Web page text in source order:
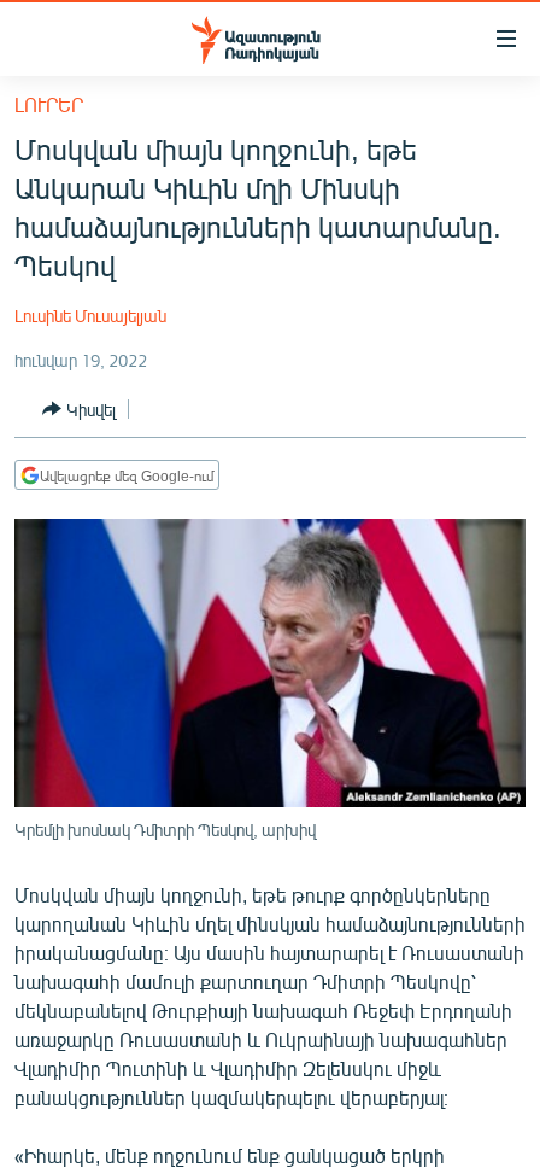
Մատչելիության
հիմնական
բովանդակությանը
Անցնել
հիմնական
մենյուին
Որոնում
ՀԱՅԱՍՏԱՆ
ՔԱՂԱՔԱԿԱՆ
ԸՆՏՐՈՒԹՅՈՒՆՆԵՐ 2026
ՊԱՏԵՐԱԶՄԻ 6 ՇԱԲԱԹՆԵՐԸ
ՏԱՐԱԾԱՇՐՋԱՆ
ՄԻՋԱԶԳԱՅԻՆ
ՄՇԱԿՈՒՅԹ
ՍՊՈՐՏ
ՄԵԿՆԱԲԱՆՈՒԹՅՈՒՆ
ՏՏ ԵՒ ԻՆՏԵՐՆԵՏ
ԿՈՐՈՆԱՎԻՐՈՒՍ
ԱՐԽԻՎ
ԲԱՆԱՎԵՃ
ՁԳՏԵԼՈՎ ԼԱՎԱԳՈՒՅՆԻՆ
ՓՈԴՔԱՍԹ
Հայերեն
English
Русский
ԼՈՒՐԵՐ
Մոսկվան միայն կողջունի, եթե
Անկարան Կիևին մղի Մինսկի
համաձայնությունների կատարմանը.
Պեսկով
Լուսինե Մուսայելյան
հունվար 19, 2022
Կիսվել
Ավելացրեք մեզ Google-ում
Կրեմլի խոսնակ Դմիտրի Պեսկով, արխիվ
Մոսկվան միայն կողջունի, եթե թուրք գործընկերները
կարողանան Կիևին մղել մինսկյան համաձայնությունների
իրականացմանը։ Այս մասին հայտարարել է Ռուսաստանի
նախագահի մամուլի քարտուղար Դմիտրի Պեսկովը՝
մեկնաբանելով Թուրքիայի նախագահ Ռեջեփ Էրդողանի
առաջարկը Ռուսաստանի և Ուկրաինայի նախագահներ
Վլադիմիր Պուտինի և Վլադիմիր Զելենսկու միջև
բանակցություններ կազմակերպելու վերաբերյալ։
«Իհարկե, մենք ողջունում ենք ցանկացած երկրի